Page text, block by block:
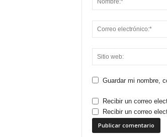
Guardar mi nombre,
Recibir un correo
Recibir un correo